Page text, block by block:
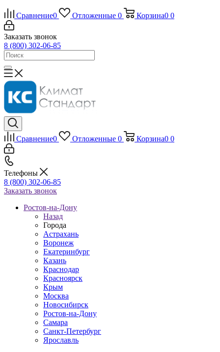
Сравнение0 Отложенные 0 Корзина0 0
Заказать звонок
8 (800) 302-06-85
Сравнение0 Отложенные 0 Корзина0 0
Телефоны
8 (800) 302-06-85
Заказать звонок
Ростов-на-Дону
Назад
Города
Астрахань
Воронеж
Екатеринбург
Казань
Краснодар
Красноярск
Крым
Москва
Новосибирск
Ростов-на-Дону
Самара
Санкт-Петербург
Ярославль